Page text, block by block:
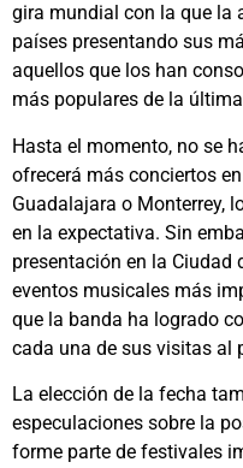
gira mundial con la que la
países presentando sus
aquellos que los han
más populares de la
Hasta el momento, no se
ofrecerá más conciertos
Guadalajara o Monterrey,
en la expectativa. Sin
presentación en la Ciudad
eventos musicales más
que la banda ha logrado
cada una de sus visitas al
La elección de la fecha
especulaciones sobre la
forme parte de festivales